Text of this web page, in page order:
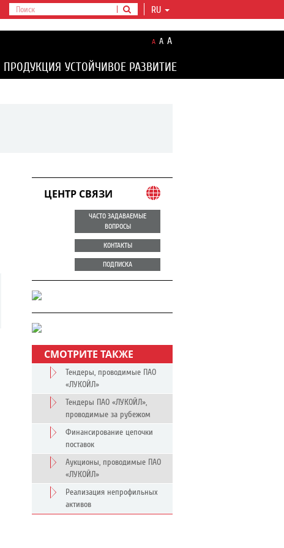
RU
A A A
ПРОДУКЦИЯ УСТОЙЧИВОЕ РАЗВИТИЕ
ЦЕНТР СВЯЗИ
ЧАСТО ЗАДАВАЕМЫЕ
ВОПРОСЫ
КОНТАКТЫ
ПОДПИСКА
СМОТРИТЕ ТАКЖЕ
Тендеры, проводимые ПАО
«ЛУКОЙЛ»
Тендеры ПАО «ЛУКОЙЛ»,
проводимые за рубежом
Финансирование цепочки
поставок
Аукционы, проводимые ПАО
«ЛУКОЙЛ»
Реализация непрофильных
активов